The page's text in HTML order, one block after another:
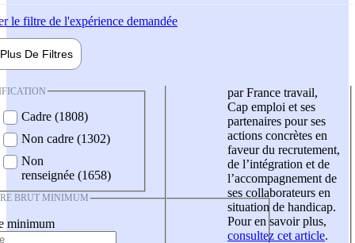
le filtre de l'expérience demandée
Plus De Filtres
Cadre (1808)
Non cadre (1302)
Non
renseignée (1658)
BRUT MINIMUM
minimum
par France travail,
Cap emploi et ses
partenaires pour ses
actions concrètes en
faveur du recrutement,
de l’intégration et de
l’accompagnement de
ses collaborateurs en
situation de handicap.
Pour en savoir plus,
consultez cet article.